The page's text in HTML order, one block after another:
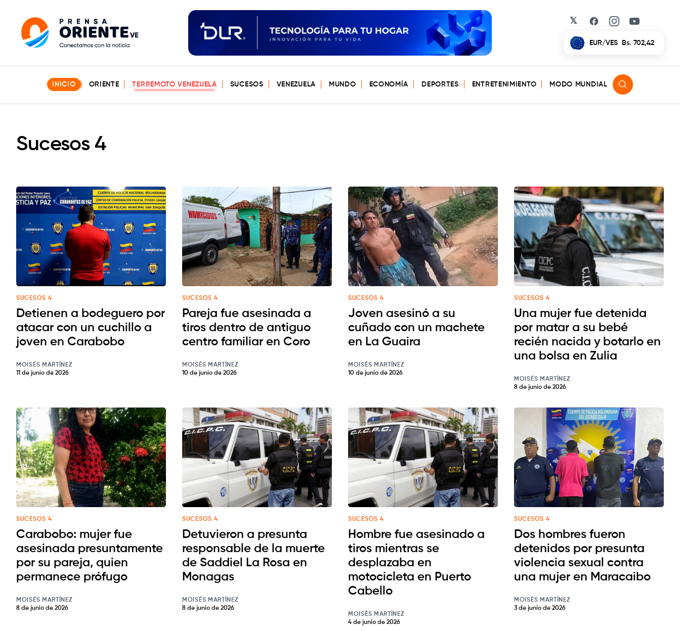
𝕏 Facebook
Instagram
YouTube
EUR/VES Bs. 702,42
INICIO ORIENTE TERREMOTO VENEZUELA SUCESOS VENEZUELA MUNDO ECONOMÍA DEPORTES ENTRETENIMIENTO MODO MUNDIAL
Sucesos 4
SUCESOS 4
Detienen a bodeguero por
atacar con un cuchillo a
joven en Carabobo
MOISÉS MARTÍNEZ
11 de junio de 2026
SUCESOS 4
Pareja fue asesinada a
tiros dentro de antiguo
centro familiar en Coro
MOISÉS MARTÍNEZ
10 de junio de 2026
SUCESOS 4
Joven asesinó a su
cuñado con un machete
en La Guaira
MOISÉS MARTÍNEZ
10 de junio de 2026
SUCESOS 4
Una mujer fue detenida
por matar a su bebé
recién nacida y botarlo en
una bolsa en Zulia
MOISÉS MARTÍNEZ
8 de junio de 2026
SUCESOS 4
Carabobo: mujer fue
asesinada presuntamente
por su pareja, quien
permanece prófugo
MOISÉS MARTÍNEZ
8 de junio de 2026
SUCESOS 4
Detuvieron a presunta
responsable de la muerte
de Saddiel La Rosa en
Monagas
MOISÉS MARTÍNEZ
8 de junio de 2026
SUCESOS 4
Hombre fue asesinado a
tiros mientras se
desplazaba en
motocicleta en Puerto
Cabello
MOISÉS MARTÍNEZ
4 de junio de 2026
SUCESOS 4
Dos hombres fueron
detenidos por presunta
violencia sexual contra
una mujer en Maracaibo
MOISÉS MARTÍNEZ
3 de junio de 2026